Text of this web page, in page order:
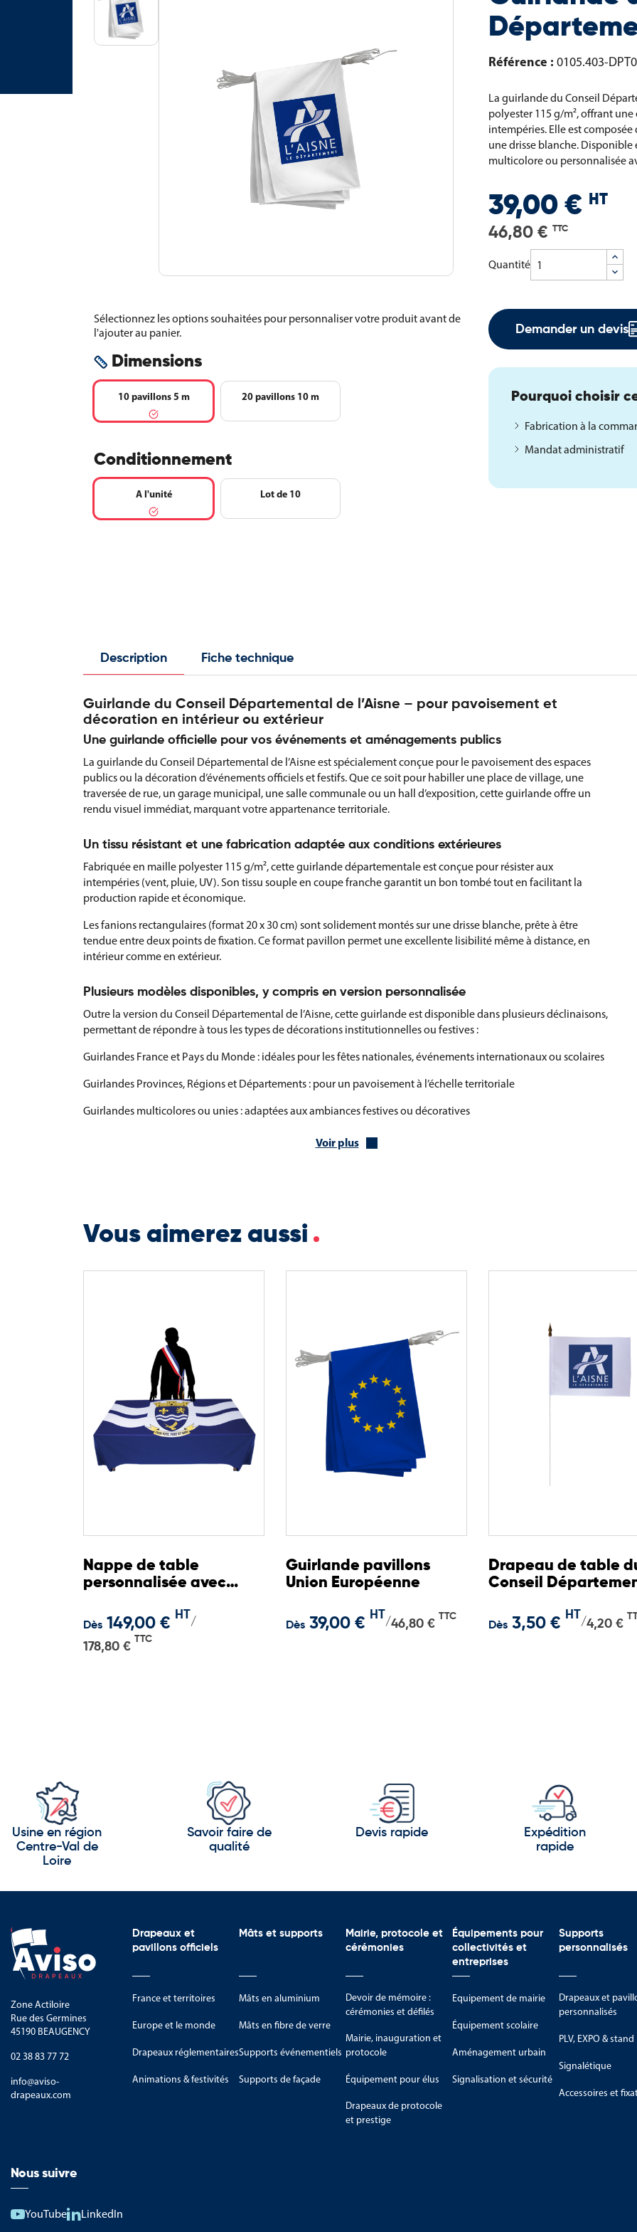
Sélectionnez les options souhaitées pour personnaliser votre produit avant de
l'ajouter au panier.
Dimensions
10 pavillons 5 m 20 pavillons 10 m
Conditionnement
A l'unité Lot de 10
Référence : 0105.403-
La guirlande du Conseil
polyester 115 g/m², offrant
intempéries. Elle est
une drisse blanche. Disponible
multicolore ou personnalisée
39,00 € HT
46,80 € TTC
Quantité
Demander un devis
Pourquoi choisir
Fabrication à la
Mandat administratif
Description Fiche technique
Guirlande du Conseil Départemental de l’Aisne – pour pavoisement et
décoration en intérieur ou extérieur
Une guirlande officielle pour vos événements et aménagements publics
La guirlande du Conseil Départemental de l’Aisne est spécialement conçue pour le pavoisement des espaces
publics ou la décoration d’événements officiels et festifs. Que ce soit pour habiller une place de village, une
traversée de rue, un garage municipal, une salle communale ou un hall d’exposition, cette guirlande offre un
rendu visuel immédiat, marquant votre appartenance territoriale.
Un tissu résistant et une fabrication adaptée aux conditions extérieures
Fabriquée en maille polyester 115 g/m², cette guirlande départementale est conçue pour résister aux
intempéries (vent, pluie, UV). Son tissu souple en coupe franche garantit un bon tombé tout en facilitant la
production rapide et économique.
Les fanions rectangulaires (format 20 x 30 cm) sont solidement montés sur une drisse blanche, prête à être
tendue entre deux points de fixation. Ce format pavillon permet une excellente lisibilité même à distance, en
intérieur comme en extérieur.
Plusieurs modèles disponibles, y compris en version personnalisée
Outre la version du Conseil Départemental de l’Aisne, cette guirlande est disponible dans plusieurs déclinaisons,
permettant de répondre à tous les types de décorations institutionnelles ou festives :
Guirlandes France et Pays du Monde : idéales pour les fêtes nationales, événements internationaux ou scolaires
Guirlandes Provinces, Régions et Départements : pour un pavoisement à l’échelle territoriale
Guirlandes multicolores ou unies : adaptées aux ambiances festives ou décoratives
Guirlandes personnalisées : avec blasons, logos, messages spécifiques (sur demande)
Voir plus
Vous aimerez aussi
Nappe de table
personnalisée avec
Dès 149,00 € HT
/
178,80 €
TTC
Guirlande pavillons
Union Européenne
Dès 39,00 € HT
/46,80 €
TTC
Drapeau de table
Conseil
Dès 3,50 € HT
/4,20 €
Usine en région
Centre-Val de
Loire
Savoir faire de
qualité
Devis rapide
Expédition
rapide
Zone Actiloire
Rue des Germines
45190 BEAUGENCY
02 38 83 77 72
info@aviso-
drapeaux.com
Drapeaux et
pavillons officiels
France et territoires
Europe et le monde
Drapeaux réglementaires
Animations & festivités
Mâts et supports
Mâts en aluminium
Mâts en fibre de verre
Supports événementiels
Supports de façade
Mairie, protocole et
cérémonies
Devoir de mémoire :
cérémonies et défilés
Mairie, inauguration et
protocole
Équipement pour élus
Drapeaux de protocole
et prestige
Équipements pour
collectivités et
entreprises
Equipement de mairie
Équipement scolaire
Aménagement urbain
Signalisation et sécurité
Supports
personnalisés
Drapeaux et
personnalisés
PLV, EXPO & stand
Signalétique
Accessoires et
Nous suivre
YouTube LinkedIn